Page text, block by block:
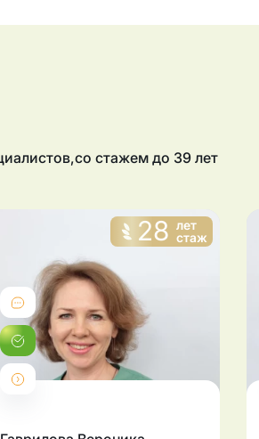
,со стажем до 39 лет
28 лет
стаж
Отзывы
Записаться
Подробнее